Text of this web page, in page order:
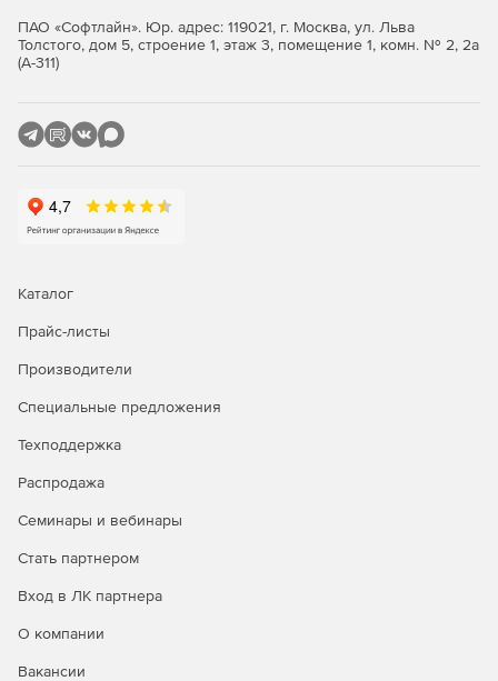
ПАО «Софтлайн». Юр. адрес: 119021, г. Москва, ул. Льва
Толстого, дом 5, строение 1, этаж 3, помещение 1, комн. № 2, 2а
(А-311)
Каталог
Прайс-листы
Производители
Специальные предложения
Техподдержка
Распродажа
Семинары и вебинары
Стать партнером
Вход в ЛК партнера
О компании
Вакансии